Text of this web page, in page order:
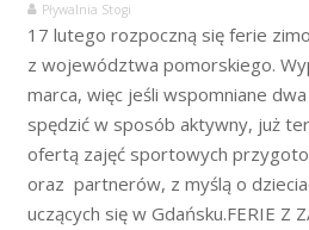
Pływalnia Stogi
17 lutego rozpoczną się ferie
z województwa pomorskiego.
marca, więc jeśli wspomniane
spędzić w sposób aktywny, już
ofertą zajęć sportowych
oraz partnerów, z myślą o
uczących się w Gdańsku.FERIE Z